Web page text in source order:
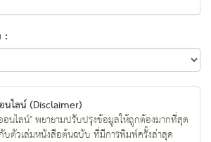
:
นไลน์ (Disclaimer)
นไลน์" พยายามปรับปรุงข้อมูลให้ถูกต้องมากที่สุด
ตัวเล่มหนังสือต้นฉบับ ที่มีการพิมพ์ครั้งล่าสุด